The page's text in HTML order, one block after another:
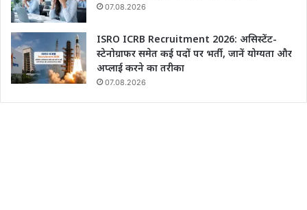
07.08.2026
ISRO ICRB Recruitment 2026: असिस्टेंट-
स्टेनोग्राफर समेत कई पदों पर भर्ती, जानें योग्यता और
अप्लाई करने का तरीका
07.08.2026